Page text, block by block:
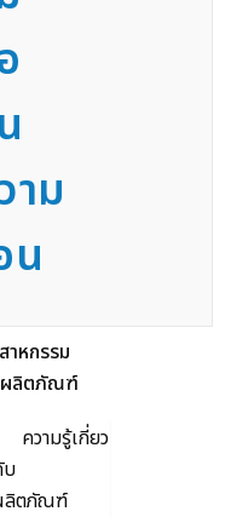
าม
น
หกรรม
ผลิตภัณฑ์
ความรู้เกี่ยว
ลิตภัณฑ์